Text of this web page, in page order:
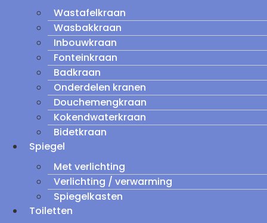
Wastafelkraan
Wasbakkraan
Inbouwkraan
Fonteinkraan
Badkraan
Onderdelen kranen
Douchemengkraan
Kokendwaterkraan
Bidetkraan
Spiegel
Met verlichting
Verlichting / verwarming
Spiegelkasten
Toiletten